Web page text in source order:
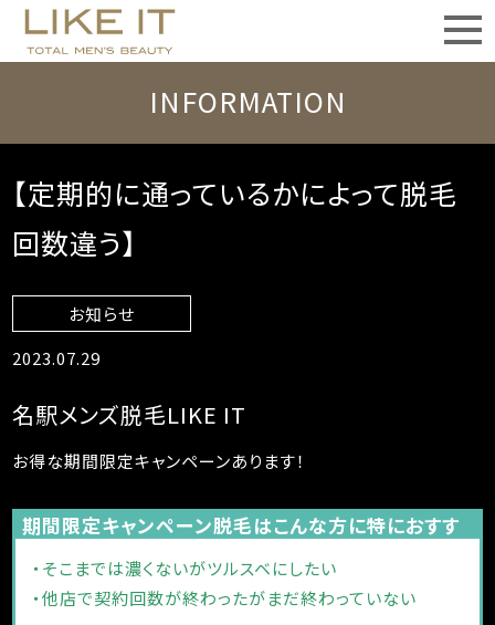
INFORMATION
【定期的に通っているかによって脱毛
回数違う】
お知らせ
2023.07.29
名駅メンズ脱毛LIKE IT
お得な期間限定キャンペーンあります！
期間限定キャンペーン脱毛はこんな方に特におすす
・そこまでは濃くないがツルスベにしたい
・他店で契約回数が終わったがまだ終わっていない